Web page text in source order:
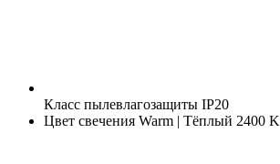
Класс пылевлагозащиты IP20
Цвет свечения Warm | Тёплый 2400 K